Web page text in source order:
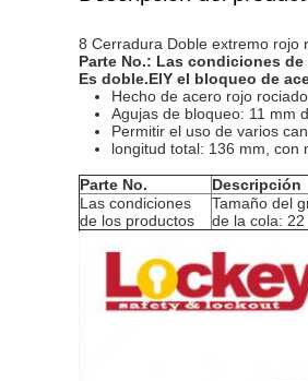
8 Cerradura Doble extremo rojo
Parte No.: Las condiciones
Es doble.ElY el bloqueo de
Hecho de acero rojo rociado.
Agujas de bloqueo: 11 mm
Permitir el uso de varios
longitud total: 136 mm, con
Parte No.
Descripción
Las condiciones
de los productos
Tamaño del
de la cola: